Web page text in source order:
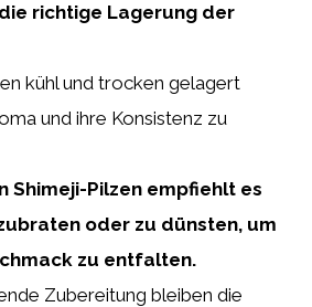
richtige Lagerung der
kühl und trocken gelagert
und ihre Konsistenz zu
Shimeji-Pilzen empfiehlt es
oder zu dünsten, um
zu entfalten.
Zubereitung bleiben die